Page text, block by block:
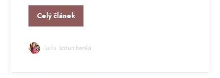
Celý článek
Pavla Rožumberská